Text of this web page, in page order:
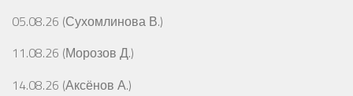
05.08.26 (Сухомлинова В.)
11.08.26 (Морозов Д.)
14.08.26 (Аксёнов А.)